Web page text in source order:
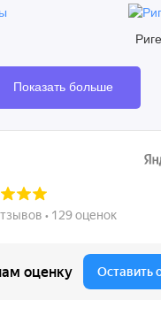
Показать больше